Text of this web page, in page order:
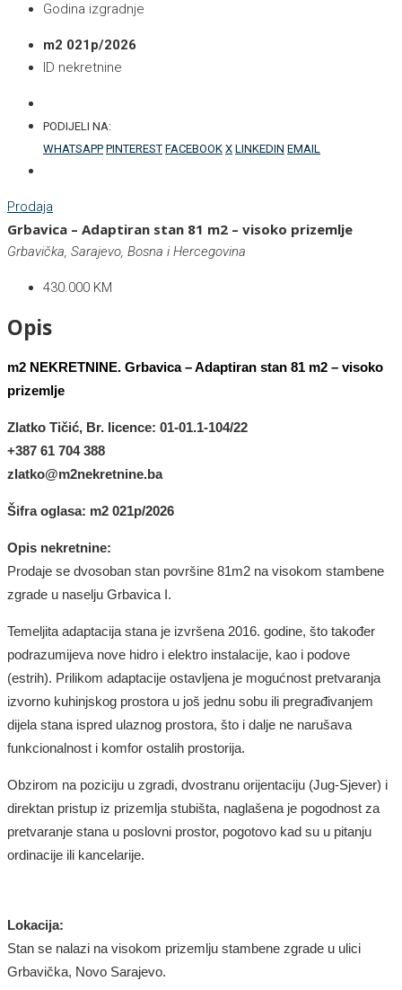
Godina izgradnje
m2 021p/2026
ID nekretnine
PODIJELI NA:
WHATSAPP PINTEREST FACEBOOK X LINKEDIN EMAIL
Prodaja
Grbavica – Adaptiran stan 81 m2 – visoko prizemlje
Grbavička, Sarajevo, Bosna i Hercegovina
430.000 KM
Opis
m2 NEKRETNINE. Grbavica – Adaptiran stan 81 m2 – visoko
prizemlje
Zlatko Tičić, Br. licence: 01-01.1-104/22
+387 61 704 388
zlatko@m2nekretnine.ba
Šifra oglasa: m2 021p/2026
Opis nekretnine:
Prodaje se dvosoban stan površine 81m2 na visokom stambene
zgrade u naselju Grbavica I.
Temeljita adaptacija stana je izvršena 2016. godine, što također
podrazumijeva nove hidro i elektro instalacije, kao i podove
(estrih). Prilikom adaptacije ostavljena je mogućnost pretvaranja
izvorno kuhinjskog prostora u još jednu sobu ili pregrađivanjem
dijela stana ispred ulaznog prostora, što i dalje ne narušava
funkcionalnost i komfor ostalih prostorija.
Obzirom na poziciju u zgradi, dvostranu orijentaciju (Jug-Sjever) i
direktan pristup iz prizemlja stubišta, naglašena je pogodnost za
pretvaranje stana u poslovni prostor, pogotovo kad su u pitanju
ordinacije ili kancelarije.
Lokacija:
Stan se nalazi na visokom prizemlju stambene zgrade u ulici
Grbavička, Novo Sarajevo.